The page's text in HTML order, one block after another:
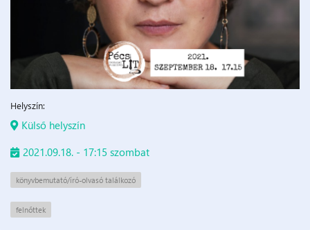
Helyszín:
Külső helyszín
2021.09.18. - 17:15 szombat
könyvbemutató/író-olvasó találkozó
felnőttek